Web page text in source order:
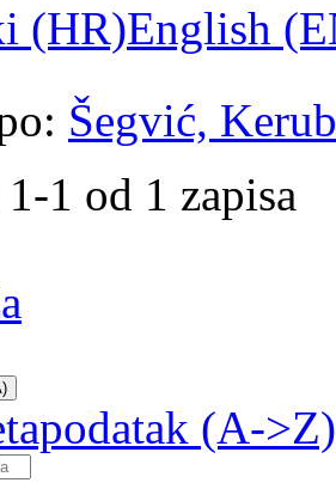
(HR)English
Šegvić,
1 od 1 zapisa
(A->Z)